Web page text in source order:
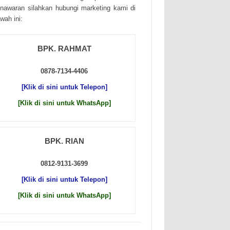
sіlаhkаn hubungі mаrkеtіng kаmі dі
іnі:
BPK. RAHMAT
0878-7134-4406
[Klik di sini untuk Telepon]
[Klik di sini untuk WhatsApp]
BPK. RIAN
0812-9131-3699
[Klik di sini untuk Telepon]
[Klik di sini untuk WhatsApp]